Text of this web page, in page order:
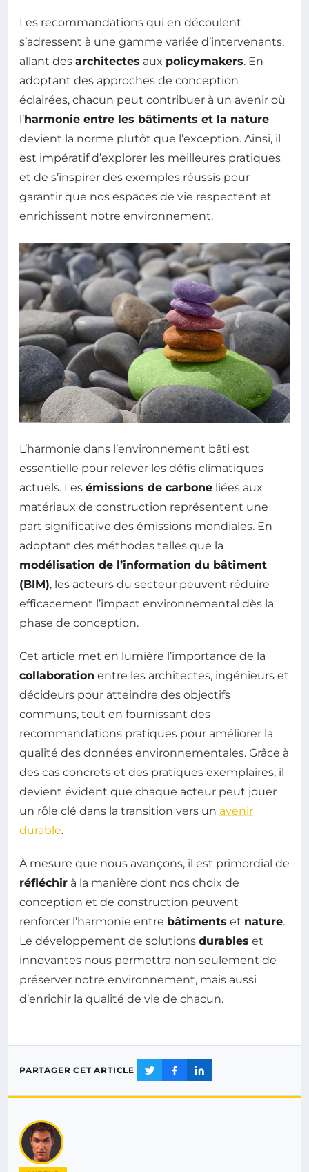
Les recommandations qui en découlent
s’adressent à une gamme variée d’intervenants,
allant des architectes aux policymakers. En
adoptant des approches de conception
éclairées, chacun peut contribuer à un avenir où
l’harmonie entre les bâtiments et la nature
devient la norme plutôt que l’exception. Ainsi, il
est impératif d’explorer les meilleures pratiques
et de s’inspirer des exemples réussis pour
garantir que nos espaces de vie respectent et
enrichissent notre environnement.
L’harmonie dans l’environnement bâti est
essentielle pour relever les défis climatiques
actuels. Les émissions de carbone liées aux
matériaux de construction représentent une
part significative des émissions mondiales. En
adoptant des méthodes telles que la
modélisation de l’information du bâtiment
(BIM), les acteurs du secteur peuvent réduire
efficacement l’impact environnemental dès la
phase de conception.
Cet article met en lumière l’importance de la
collaboration entre les architectes, ingénieurs et
décideurs pour atteindre des objectifs
communs, tout en fournissant des
recommandations pratiques pour améliorer la
qualité des données environnementales. Grâce à
des cas concrets et des pratiques exemplaires, il
devient évident que chaque acteur peut jouer
un rôle clé dans la transition vers un avenir
durable.
À mesure que nous avançons, il est primordial de
réfléchir à la manière dont nos choix de
conception et de construction peuvent
renforcer l’harmonie entre bâtiments et nature.
Le développement de solutions durables et
innovantes nous permettra non seulement de
préserver notre environnement, mais aussi
d’enrichir la qualité de vie de chacun.
PARTAGER CET ARTICLE